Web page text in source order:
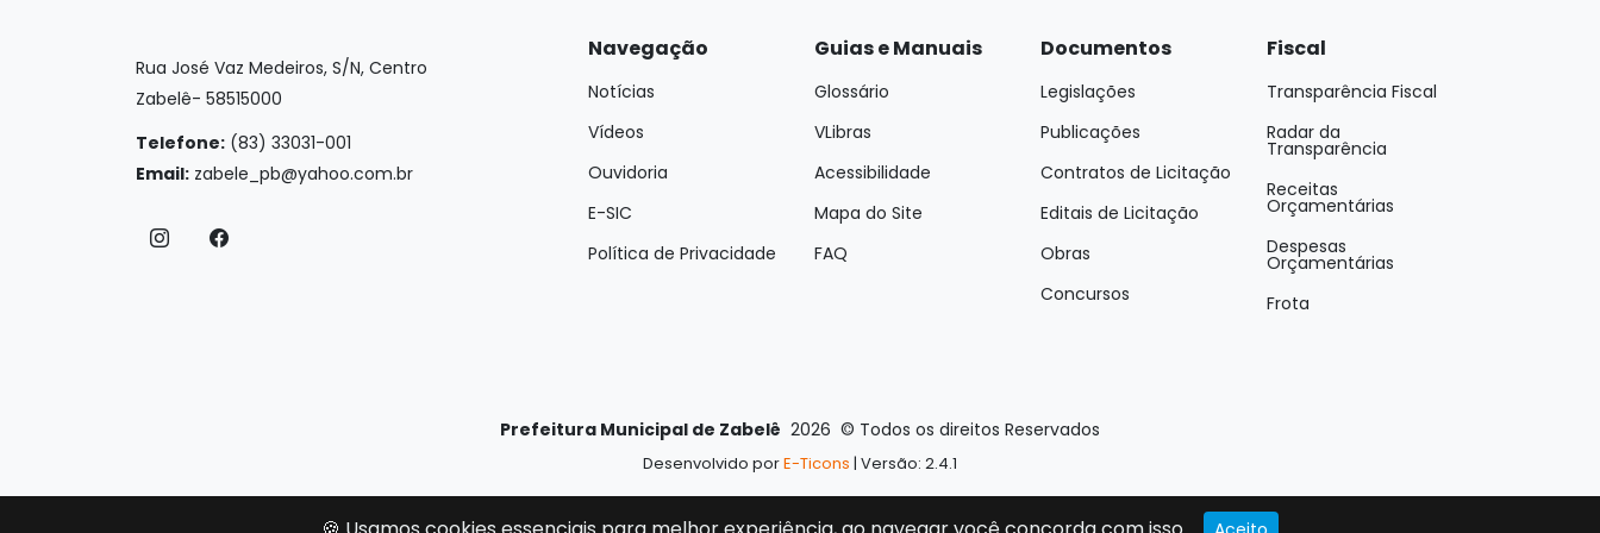
Rua José Vaz Medeiros, S/N, Centro
Zabelê- 58515000
Telefone: (83) 33031-001
Email: zabele_pb@yahoo.com.br
Navegação
Notícias
Vídeos
Ouvidoria
E-SIC
Política de Privacidade
Guias e Manuais
Glossário
VLibras
Acessibilidade
Mapa do Site
FAQ
Documentos
Legislações
Publicações
Contratos de Licitação
Editais de Licitação
Obras
Concursos
Fiscal
Transparência Fiscal
Radar da
Transparência
Receitas
Orçamentárias
Despesas
Orçamentárias
Frota
Prefeitura Municipal de Zabelê 2026 © Todos os direitos Reservados
Desenvolvido porE-Ticons | Versão: 2.4.1